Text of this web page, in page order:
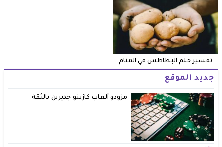
تفسير حلم البطاطس في المنام
جديد الموقع
مزودو ألعاب كازينو جديرين بالثقة